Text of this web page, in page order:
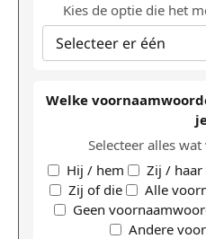
Kies de optie die het
Welke
Selecteer alles
Hij / hem
Zij / haar
Zij of die
Alle
Geen
Andere